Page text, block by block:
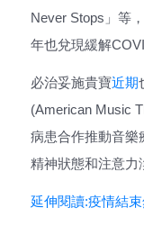
Never Stops」等
年也兌現緩解
必治妥施貴寶近期
(American Music
病患合作推動音樂
精神狀態和注意力
延伸閱讀:疫情結